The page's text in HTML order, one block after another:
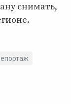
снимать,